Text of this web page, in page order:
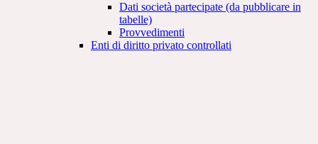
Dati società partecipate (da pubblicare in
tabelle)
Provvedimenti
Enti di diritto privato controllati